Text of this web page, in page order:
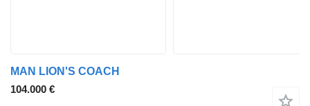
MAN LION'S COACH
104.000 €